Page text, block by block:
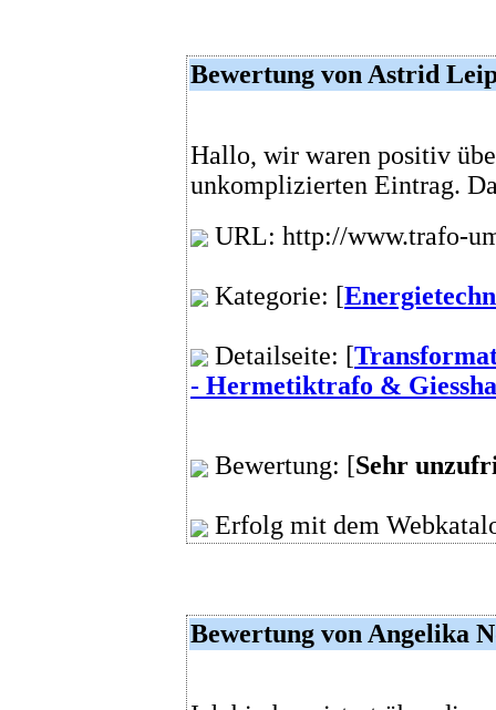
Bewertung von Astrid
Hallo, wir waren positiv
unkomplizierten Eintrag.
URL: http://www.trafo-
Kategorie: [
Detailseite: [
- Hermetiktrafo &
Bewertung: [Sehr
Erfolg mit dem
Bewertung von Angelika